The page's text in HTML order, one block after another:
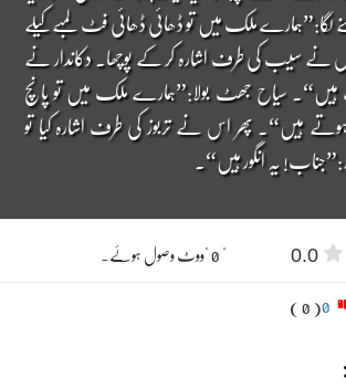
لگا:”ہمارے ملک میں تو ڈھائی ڈھائی فٹ لمبے کیلے
نے سیب کی طرف اشارہ کر کے پوچھا۔ دکاندار نے
سیاح جھٹ بولا:”ہمارے ملک میں تو پانچ
ہیں“۔ پھر اس نے تربوز کی طرف اشارہ کیا تو
یہ انگور ہیں“۔
0.0 " 0 "ووٹ وصول ہوئے۔
( 0 )